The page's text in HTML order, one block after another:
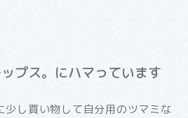
プス。にハマっています
少し買い物して自分用のツマミな